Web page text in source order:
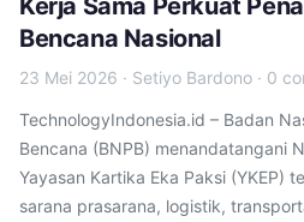
Bencana Nasional
23 Mei 2026 · Setiyo Bardono · 0
TechnologyIndonesia.id – Badan
Bencana (BNPB) menandatangani
Yayasan Kartika Eka Paksi (YKEP)
sarana prasarana, logistik,